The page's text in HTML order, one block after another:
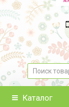
Каталог